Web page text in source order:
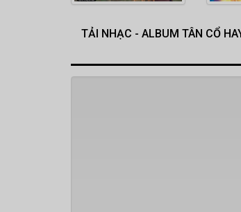
TẢI NHẠC - ALBUM TÂN CỔ